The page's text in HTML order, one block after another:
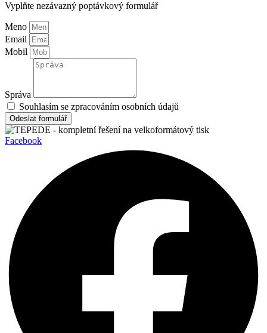
Vyplňte nezávazný poptávkový formulář
Meno
Email
Mobil
Správa
Souhlasím se zpracováním osobních údajů
Odeslat formulář
Facebook